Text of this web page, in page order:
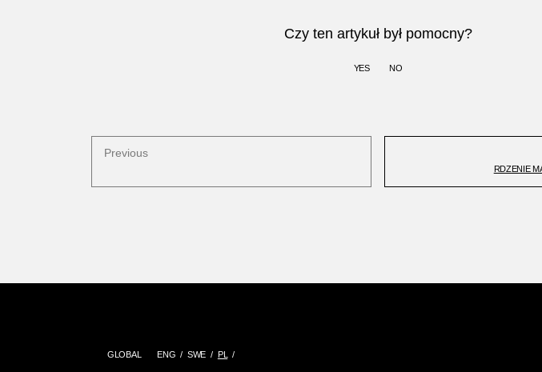
Czy ten artykuł był pomocny?
YES NO
Previous
RDZENIE
GLOBAL ENG SWE PL